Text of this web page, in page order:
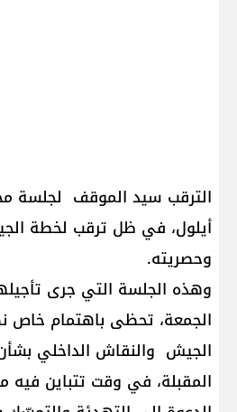
أيلول، في ظل ترقب لخطة
وحصريته.
وهذه الجلسة التي جرى
الجمعة، تحظى باهتمام خاص
الجيش والنقاش الداخلي بشأن
المقبلة، في وقت تتباين فيه